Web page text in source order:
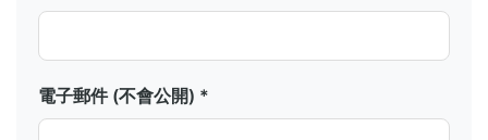
電子郵件 (不會公開) *